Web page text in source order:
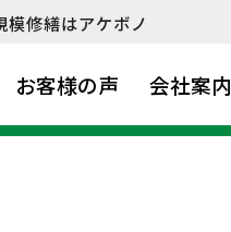
修繕はアケボノ
お客様の声 会社案内